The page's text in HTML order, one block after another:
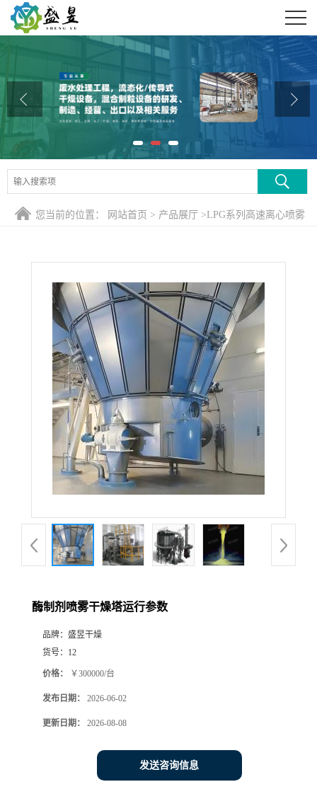
公司介绍
公司动态
产品展厅
证书荣誉
联系方式
您当前的位置： 网站首页 > 产品展厅 >LPG系列高速离心喷雾
酶制剂喷雾干燥塔运行参数
品牌： 盛昱干燥
货号： 12
价格： ￥300000/台
发布日期： 2026-06-02
更新日期： 2026-08-08
发送咨询信息